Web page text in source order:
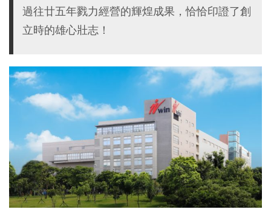
過往廿五年戮力經營的輝煌成果，恰恰印證了創
立時的雄心壯志！